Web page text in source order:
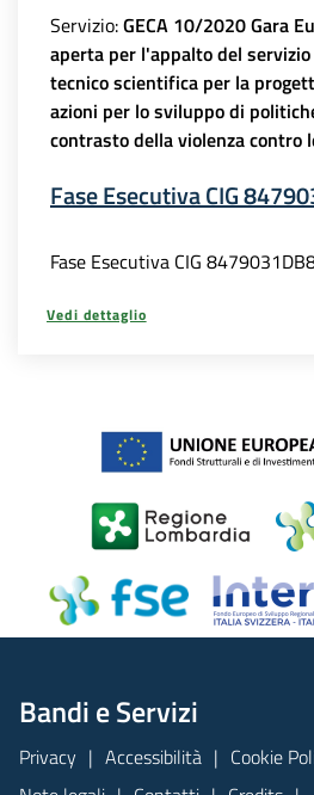
Servizio:GECA 10/2020 Gara
aperta per l'appalto del
tecnico scientifica per la
azioni per lo sviluppo di
contrasto della violenza contro
Fase Esecutiva CIG
Fase Esecutiva CIG
Vedi dettaglio
Bandi e Servizi
Privacy Accessibilità
Cookie